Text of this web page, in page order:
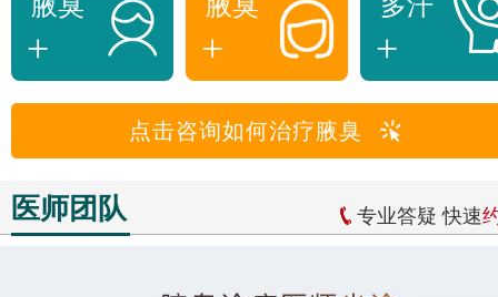
+ + +
点击咨询如何治疗腋臭
医师团队 专业答疑 快速